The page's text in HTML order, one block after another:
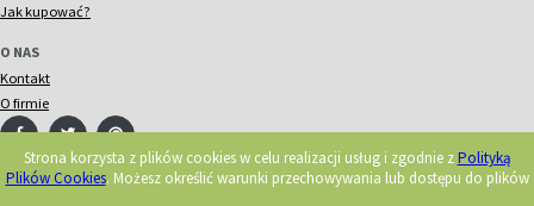
Strona korzysta z plików cookies w celu realizacji usług i zgodnie zPolityką
Plików Cookies. Możesz określić warunki przechowywania lub dostępu do plików
Jak kupować?
O NAS
Kontakt
O firmie
© 2018 Acorn. Wszelkie prawa zastrzeżone.